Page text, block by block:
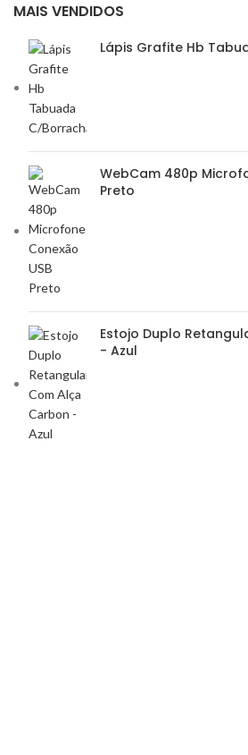
MAIS VENDIDOS
Lápis Grafite Hb
WebCam 480p
Preto
Estojo Duplo
- Azul